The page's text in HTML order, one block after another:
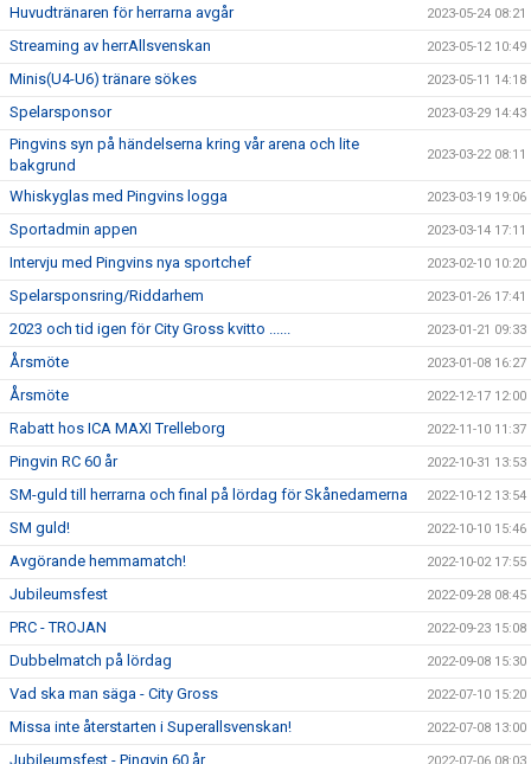
Huvudtränaren för herrarna avgår 2023-05-24 08:21
Streaming av herrAllsvenskan 2023-05-12 10:49
Minis(U4-U6) tränare sökes 2023-05-11 14:18
Spelarsponsor 2023-03-29 14:43
Pingvins syn på händelserna kring vår arena och lite
bakgrund
2023-03-22 08:11
Whiskyglas med Pingvins logga 2023-03-19 19:06
Sportadmin appen 2023-03-14 17:11
Intervju med Pingvins nya sportchef 2023-02-10 10:20
Spelarsponsring/Riddarhem 2023-01-26 17:41
2023 och tid igen för City Gross kvitto ...... 2023-01-21 09:33
Årsmöte 2023-01-08 16:27
Årsmöte 2022-12-17 12:00
Rabatt hos ICA MAXI Trelleborg 2022-11-10 11:37
Pingvin RC 60 år 2022-10-31 13:53
SM-guld till herrarna och final på lördag för Skånedamerna 2022-10-12 13:54
SM guld! 2022-10-10 15:46
Avgörande hemmamatch! 2022-10-02 17:55
Jubileumsfest 2022-09-28 08:45
PRC - TROJAN 2022-09-23 15:08
Dubbelmatch på lördag 2022-09-08 15:30
Vad ska man säga - City Gross 2022-07-10 15:20
Missa inte återstarten i Superallsvenskan! 2022-07-08 13:00
Jubileumsfest - Pingvin 60 år